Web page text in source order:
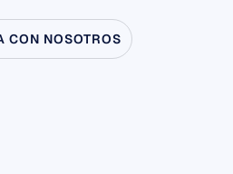
CON NOSOTROS